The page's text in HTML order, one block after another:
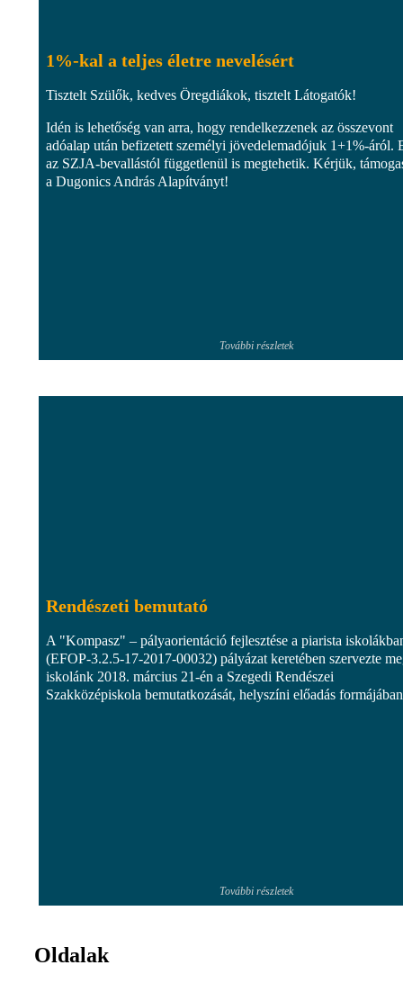
1%-kal a teljes életre nevelésért
Tisztelt Szülők, kedves Öregdiákok, tisztelt Látogatók!
Idén is lehetőség van arra, hogy rendelkezzenek az összevont
adóalap után befizetett személyi jövedelemadójuk 1+1%-áról.
az SZJA-bevallástól függetlenül is megtehetik. Kérjük,
a Dugonics András Alapítványt!
További részletek
Rendészeti bemutató
A "Kompasz" – pályaorientáció fejlesztése a piarista
(EFOP-3.2.5-17-2017-00032) pályázat keretében szervezte
iskolánk 2018. március 21-én a Szegedi Rendészei
Szakközépiskola bemutatkozását, helyszíni előadás
További részletek
Oldalak